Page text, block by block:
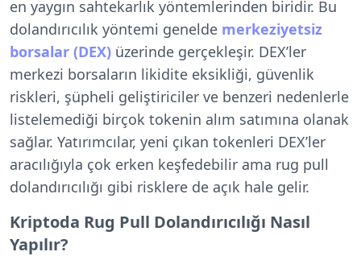
en yaygın sahtekarlık yöntemlerinden biridir. Bu
dolandırıcılık yöntemi genelde merkeziyetsiz
borsalar (DEX) üzerinde gerçekleşir. DEX’ler
merkezi borsaların likidite eksikliği, güvenlik
riskleri, şüpheli geliştiriciler ve benzeri nedenlerle
listelemediği birçok tokenin alım satımına olanak
sağlar. Yatırımcılar, yeni çıkan tokenleri DEX’ler
aracılığıyla çok erken keşfedebilir ama rug pull
dolandırıcılığı gibi risklere de açık hale gelir.
Kriptoda Rug Pull Dolandırıcılığı Nasıl
Yapılır?